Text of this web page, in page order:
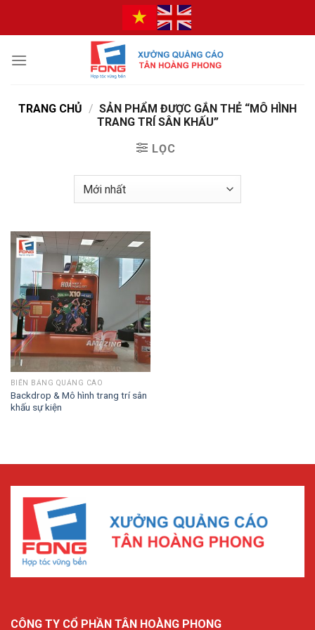
dung
TRANG CHỦ / SẢN PHẨM ĐƯỢC GẮN THẺ “MÔ HÌNH
TRANG TRÍ SÂN KHẤU”
LỌC
BIỂN BẢNG QUẢNG CÁO
Backdrop & Mô hình trang trí sân
khấu sự kiện
CÔNG TY CỔ PHẦN TÂN HOÀNG PHONG